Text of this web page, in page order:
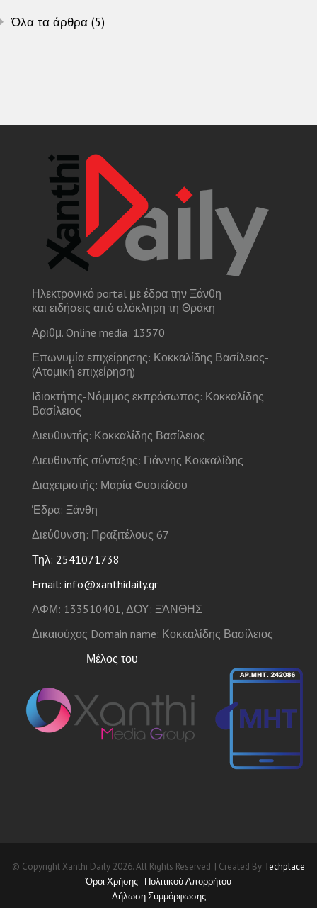
Όλα τα άρθρα (5)
Ηλεκτρονικό portal με έδρα την Ξάνθη
και ειδήσεις από ολόκληρη τη Θράκη
Αριθμ. Online media: 13570
Επωνυμία επιχείρησης: Κοκκαλίδης Βασίλειος-
(Ατομική επιχείρηση)
Ιδιοκτήτης-Νόμιμος εκπρόσωπος: Κοκκαλίδης
Βασίλειος
Διευθυντής: Κοκκαλίδης Βασίλειος
Διευθυντής σύνταξης: Γιάννης Κοκκαλίδης
Διαχειριστής: Μαρία Φυσικίδου
Έδρα: Ξάνθη
Διεύθυνση: Πραξιτέλους 67
Τηλ: 2541071738
Email: info@xanthidaily.gr
ΑΦΜ: 133510401, ΔΟΥ: ΞΆΝΘΗΣ
Δικαιούχος Domain name: Κοκκαλίδης Βασίλειος
Μέλος του
© Copyright Xanthi Daily 2026. All Rights Reserved. | Created By Techplace
Όροι Χρήσης - Πολιτικού Απορρήτου
Δήλωση Συμμόρφωσης